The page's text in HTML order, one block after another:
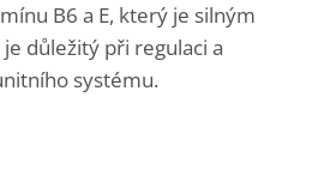
B6 a E, který je silným
důležitý při regulaci a
systému.